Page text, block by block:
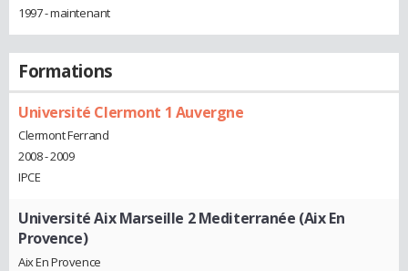
1997 - maintenant
Formations
Université Clermont 1 Auvergne
Clermont Ferrand
2008 - 2009
IPCE
Université Aix Marseille 2 Mediterranée (Aix En
Provence)
Aix En Provence